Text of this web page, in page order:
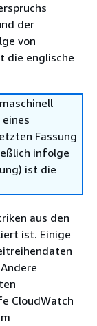
der
von
die englische
Fassung
infolge
ist die
aus den
ist. Einige
CloudWatch